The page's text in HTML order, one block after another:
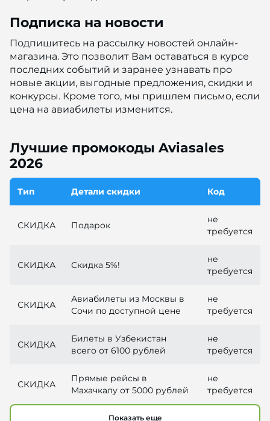
Подписка на новости
Подпишитесь на рассылку новостей онлайн-
магазина. Это позволит Вам оставаться в курсе
последних событий и заранее узнавать про
новые акции, выгодные предложения, скидки и
конкурсы. Кроме того, мы пришлем письмо, если
цена на авиабилеты изменится.
Лучшие промокоды Aviasales
2026
Тип Детали скидки Код
СКИДКА Подарок
не
требуется
СКИДКА Скидка 5%!
не
требуется
СКИДКА
Авиабилеты из Москвы в
Сочи по доступной цене
не
требуется
СКИДКА
Билеты в Узбекистан
всего от 6100 рублей
не
требуется
СКИДКА
Прямые рейсы в
Махачкалу от 5000 рублей
не
требуется
Показать еще